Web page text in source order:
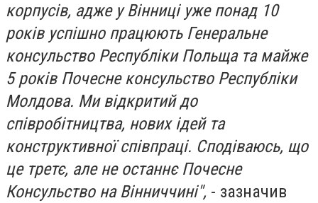
корпусів, адже у Вінниці уже понад 10
років успішно працюють Генеральне
консульство Республіки Польща та майже
5 років Почесне консульство Республіки
Молдова. Ми відкритий до
співробітництва, нових ідей та
конструктивної співпраці. Сподіваюсь, що
це третє, але не останнє Почесне
Консульство на Вінниччині", - зазначив